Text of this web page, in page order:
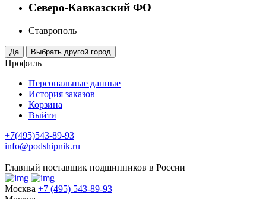
Северо-Кавказский ФО
Ставрополь
Профиль
Персональные данные
История заказов
Корзина
Выйти
+7(495)543-89-93
info@podshipnik.ru
Главный поставщик подшипников в России
Москва +7 (495) 543-89-93